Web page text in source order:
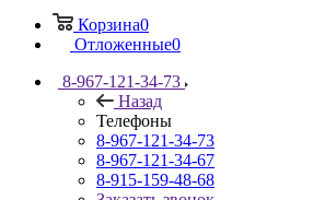
Корзина0
Отложенные0
8-967-121-34-73
Назад
Телефоны
8-967-121-34-73
8-967-121-34-67
8-915-159-48-68